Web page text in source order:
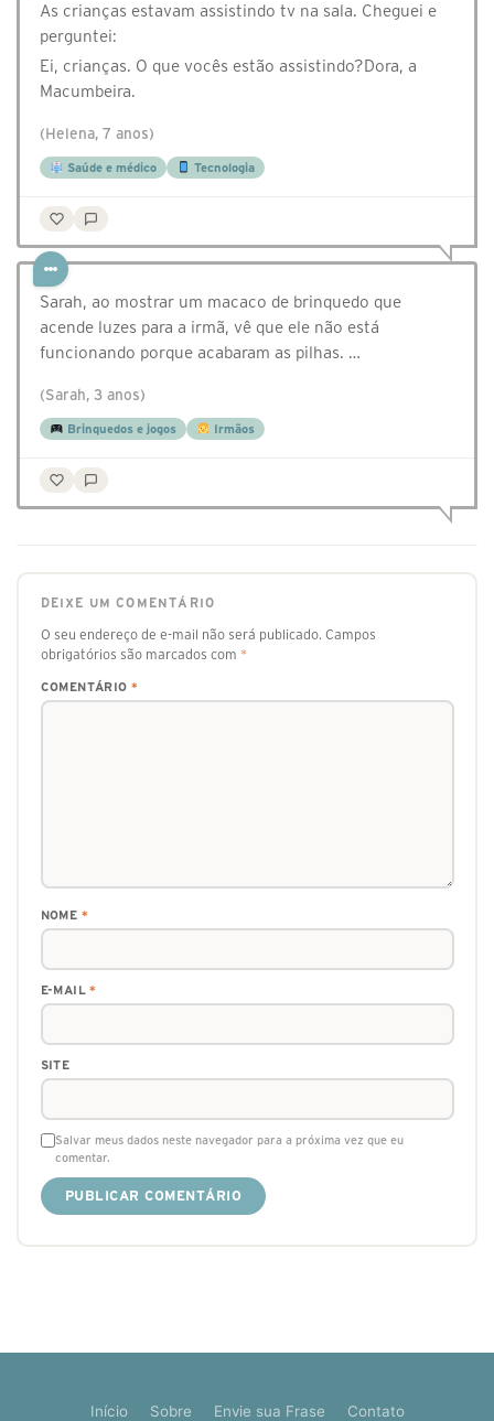
As crianças estavam assistindo tv na sala. Cheguei e
perguntei:
Ei, crianças. O que vocês estão assistindo?Dora, a
Macumbeira.
(Helena, 7 anos)
Saúde e médico Tecnologia
Sarah, ao mostrar um macaco de brinquedo que
acende luzes para a irmã, vê que ele não está
funcionando porque acabaram as pilhas. …
(Sarah, 3 anos)
Brinquedos e jogos Irmãos
DEIXE UM COMENTÁRIO
O seu endereço de e-mail não será publicado. Campos
obrigatórios são marcados com *
COMENTÁRIO *
NOME *
E-MAIL*
SITE
Salvar meus dados neste navegador para a próxima vez que eu
comentar.
Início Sobre Envie sua Frase Contato